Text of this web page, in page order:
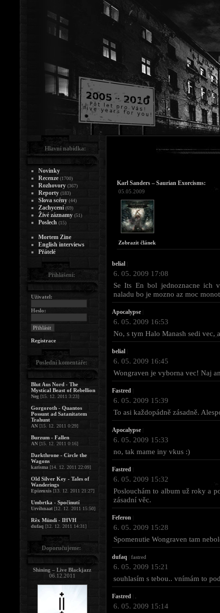
Karl Sanders – Saurian Exorcisms:
05.05.2009
Zobrazit článek
belial
6. 05. 2009 17:08
Se Its En bol jednoznacne ich
naladu bo je mozno az moc
Apocalypse
6. 05. 2009 16:53
No, s tym Halo Manash sedi vec,
belial
6. 05. 2009 16:45
Wongraven je vyborna vec! Naj
Fastred
6. 05. 2009 15:39
To asi každopádně zásadně.
Apocalypse
6. 05. 2009 15:33
no, tak mame iny vkus :)
Fastred
6. 05. 2009 15:32
Poslouchám to album už roky a
zásadní věc.
Feferon
6. 05. 2009 15:28
Spomenutie Wongraven tam
dufaq fastred
6. 05. 2009 15:21
souhlasím s tebou.. vnímám to
Fastred
6. 05. 2009 15:14
Hlavní nabídka:
Novinky
Recenze (1700)
Rozhovory (367)
Reporty (183)
Slova scény (44)
Zachycení (69)
Živé záznamy (51)
Poslech (15)
Mortem Zine
English interviews
Přátelé
Přihlášení:
Uživatel:
Heslo:
Registrace
Poslední komentáře:
Blut Aus Nord - The
Mystical Beast of Rebellion
Neg [15. 12. 2011 3:23]
Gorgoroth - Quantos
Possunt ad Satanitatem
Trahunt
AN [15. 12. 2011 0:29]
Burzum - Fallen
AN [15. 12. 2011 0:16]
Darkthrone - Circle the
Wagons
karisma [14. 12. 2011 22:09]
Old Silver Key - Tales of
Wanderings
Epizeuxis [13. 12. 2011 21:27]
Umbrtka - Spočinutí
Urvihnaat [12. 12. 2011 15:50]
Rêx Mündi - IHVH
dufaq [12. 12. 2011 14:31]
Doporučujeme:
Shining – Live Blackjazz
06.12.2011